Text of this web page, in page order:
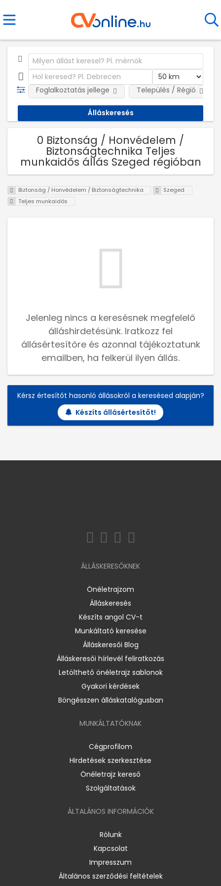
Foglalkoztatás jellege Település / Régió
0 Biztonság / Honvédelem /
Biztonságtechnika Teljes
munkaidős állás Szeged régióban
Biztonság / Honvédelem / Biztonságtechnika
Szeged
Teljes munkaidős
Jelenleg nincs a keresésnek megfelelő
álláshirdetésünk. Iratkozz fel
állásértesítőre és azonnal tájékoztatunk
emailben, ha felkerül ilyen állás.
Kérsz értesítőt hasonló állásokról a keresésed alapján?
Készíts állásértesítőt!
ÁLLÁSKERESŐKNEK
Önéletrajzom
Álláskeresés
Készíts angol CV-t
Munkáltató keresése
Álláskeresői Blog
Álláskeresői hírlevél feliratkozás
Letölthető önéletrajz sablonok
Gyakori kérdések
Böngésszen álláskatalógusban
MUNKÁLTATÓKNAK
Cégprofilom
Hirdetések szerkesztése
Önéletrajz kereső
Szolgáltatások
ÁLTALÁNOS INFORMÁCIÓK
Rólunk
Kapcsolat
Impresszum
Általános szerződési feltételek